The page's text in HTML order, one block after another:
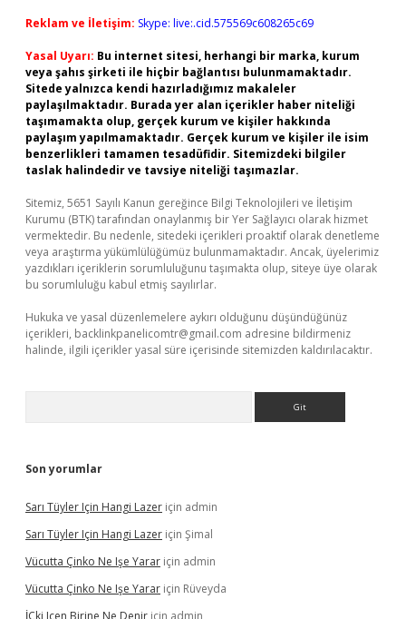
Reklam ve İletişim: Skype: live:.cid.575569c608265c69
Yasal Uyarı: Bu internet sitesi, herhangi bir marka, kurum
veya şahıs şirketi ile hiçbir bağlantısı bulunmamaktadır.
Sitede yalnızca kendi hazırladığımız makaleler
paylaşılmaktadır. Burada yer alan içerikler haber niteliği
taşımamakta olup, gerçek kurum ve kişiler hakkında
paylaşım yapılmamaktadır. Gerçek kurum ve kişiler ile isim
benzerlikleri tamamen tesadüfidir. Sitemizdeki bilgiler
taslak halindedir ve tavsiye niteliği taşımazlar.
Sitemiz, 5651 Sayılı Kanun gereğince Bilgi Teknolojileri ve İletişim
Kurumu (BTK) tarafından onaylanmış bir Yer Sağlayıcı olarak hizmet
vermektedir. Bu nedenle, sitedeki içerikleri proaktif olarak denetleme
veya araştırma yükümlülüğümüz bulunmamaktadır. Ancak, üyelerimiz
yazdıkları içeriklerin sorumluluğunu taşımakta olup, siteye üye olarak
bu sorumluluğu kabul etmiş sayılırlar.
Hukuka ve yasal düzenlemelere aykırı olduğunu düşündüğünüz
içerikleri, backlinkpanelicomtr@gmail.com adresine bildirmeniz
halinde, ilgili içerikler yasal süre içerisinde sitemizden kaldırılacaktır.
Son yorumlar
Sarı Tüyler Için Hangi Lazer için admin
Sarı Tüyler Için Hangi Lazer için Şimal
Vücutta Çinko Ne Işe Yarar için admin
Vücutta Çinko Ne Işe Yarar için Rüveyda
İÇki Içen Birine Ne Denir için admin